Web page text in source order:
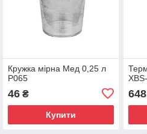
Кружка мірна Мед 0,25 л
P065
46₴
Купити
648